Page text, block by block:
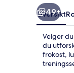
49+
Oversikt
Velger
du
frokost,